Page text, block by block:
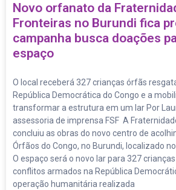
Novo orfanato da
Fronteiras no Burundi fica
campanha busca doações
espaço
O local receberá 327 crianças órfãs
República Democrática do Congo e a
transformar a estrutura em um lar Por
assessoria de imprensa FSF A
concluiu as obras do novo centro de
Órfãos do Congo, no Burundi, localizado
O espaço será o novo lar para 327
conflitos armados na República
operação humanitária realizada